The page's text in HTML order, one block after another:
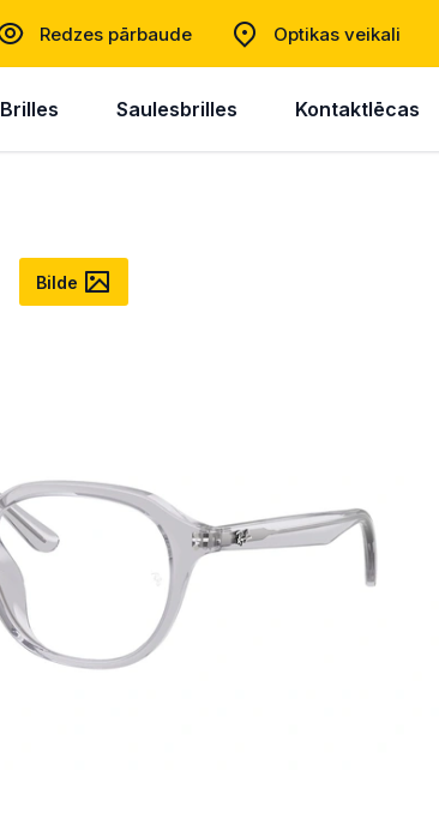
Redzes pārbaude Optikas veikali
Brilles Saulesbrilles Kontaktlēcas
Bilde